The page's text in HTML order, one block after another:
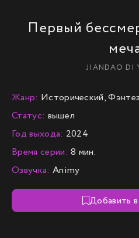
Первый
JIANDAO DI
Жанр: Исторический,
Статус: вышел
Год выхода: 2024
Время серии: 8 мин.
Озвучка: Animy
Добавить